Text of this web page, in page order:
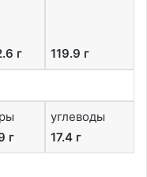
г 119.9 г
г
углеводы
17.4 г